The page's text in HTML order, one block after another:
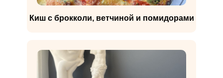
Киш с брокколи, ветчиной и помидорами